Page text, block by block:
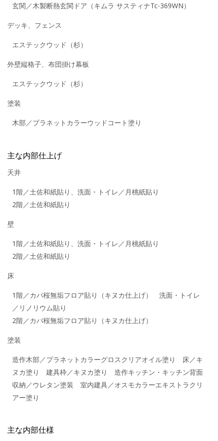
玄関／木製断熱玄関ドア（キムラ サスティナTc-369WN）
デッキ、フェンス
エステックウッド（杉）
外壁縦格子、布団掛け幕板
エステックウッド（杉）
塗装
木部／プラネットカラーウッドコート塗り
主な内部仕上げ
天井
1階／土佐和紙貼り、洗面・トイレ／月桃紙貼り
2階／土佐和紙貼り
壁
1階／土佐和紙貼り、洗面・トイレ／月桃紙貼り
2階／土佐和紙貼り
床
1階／カバ桜無垢フロア貼り（キヌカ仕上げ） 洗面・トイレ
／リノリウム貼り
2階／カバ桜無垢フロア貼り（キヌカ仕上げ）
塗装
造作木部／プラネットカラーグロスクリアオイル塗り 床／キ
ヌカ塗り 建具枠／キヌカ塗り 造作キッチン・キッチン背面
収納／ウレタン塗装 室内建具／オスモカラーエキストラクリ
アー塗り
主な内部仕様